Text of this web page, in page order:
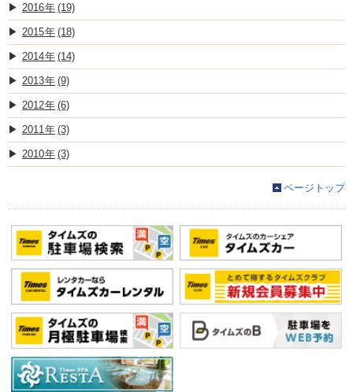
2016 (19)
2015 (18)
2014 (14)
2013 (9)
2012 (6)
2011 (3)
2010 (3)
ページトップ